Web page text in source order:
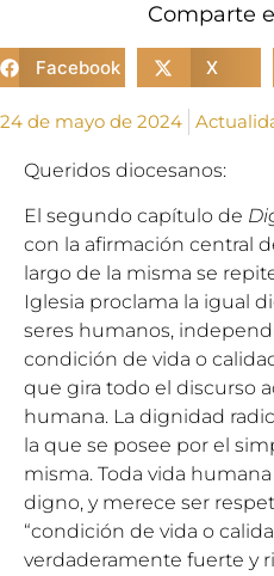
Comparte
Facebook X
24 de mayo de 2024
Queridos diocesanos:
El segundo capítulo de
con la afirmación central
largo de la misma se
Iglesia proclama la igual
seres humanos,
condición de vida o
que gira todo el discurso
humana. La dignidad
la que se posee por el
misma. Toda vida
digno, y merece ser
“condición de vida o
verdaderamente fuerte y